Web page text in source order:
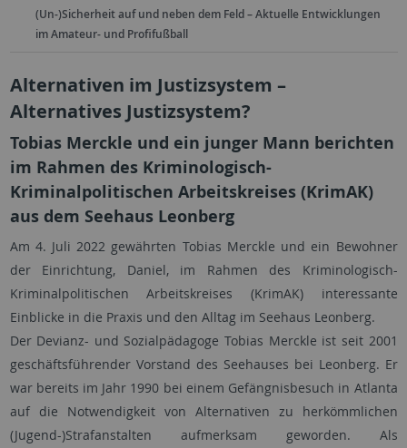
(Un-)Sicherheit auf und neben dem Feld – Aktuelle Entwicklungen
im Amateur- und Profifußball
Alternativen im Justizsystem –
Alternatives Justizsystem?
Tobias Merckle und ein junger Mann berichten
im Rahmen des Kriminologisch-
Kriminalpolitischen Arbeitskreises (KrimAK)
aus dem Seehaus Leonberg
Am 4. Juli 2022 gewährten Tobias Merckle und ein Bewohner
der Einrichtung, Daniel, im Rahmen des Kriminologisch-
Kriminalpolitischen Arbeitskreises (KrimAK) interessante
Einblicke in die Praxis und den Alltag im Seehaus Leonberg.
Der Devianz- und Sozialpädagoge Tobias Merckle ist seit 2001
geschäftsführender Vorstand des Seehauses bei Leonberg. Er
war bereits im Jahr 1990 bei einem Gefängnisbesuch in Atlanta
auf die Notwendigkeit von Alternativen zu herkömmlichen
(Jugend-)Strafanstalten aufmerksam geworden. Als